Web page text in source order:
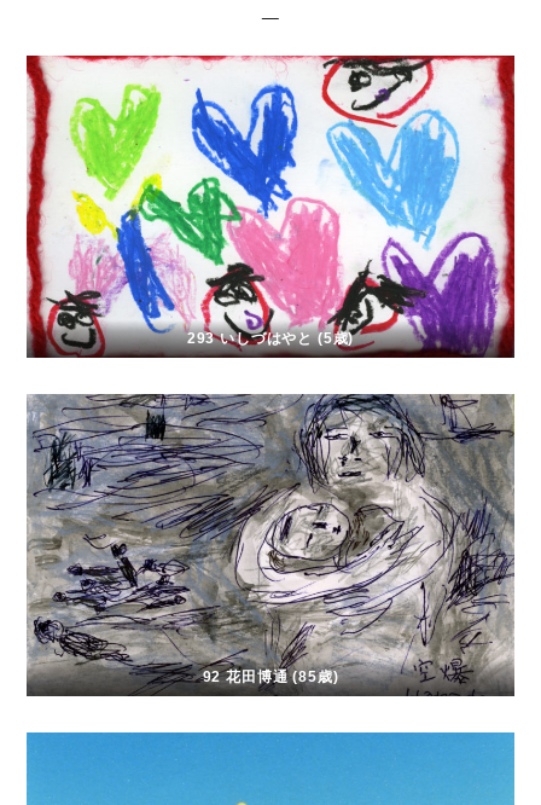
293 いしづはやと (5歳)
92 花田博通 (85歳)